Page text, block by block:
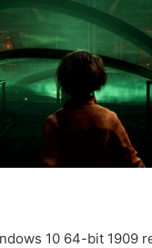
10 64-bit 1909